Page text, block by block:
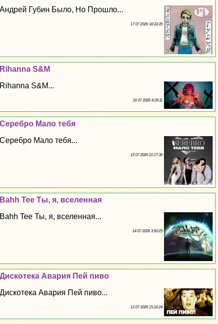
Андрей Губин Было, Но Прошло...
17 07 2026 18:33:35
Rihanna S&M
Rihanna S&M...
16 07 2026 4:29:11
Серебро Мало тебя
Серебро Мало тебя...
15 07 2026 21:17:30
Bahh Tee Ты, я, вселенная
Bahh Tee Ты, я, вселенная...
14 07 2026 3:50:25
Дискотека Авария Пей пиво
Дискотека Авария Пей пиво...
13 07 2026 15:10:24